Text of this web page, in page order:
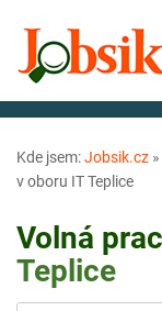
Kde jsem:Jobsik.cz »
v oboru IT Teplice
Volná
Teplice